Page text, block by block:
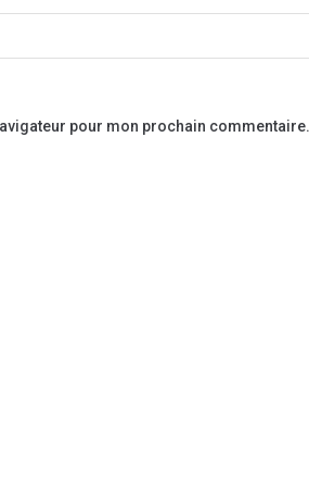
pour mon prochain commentaire.